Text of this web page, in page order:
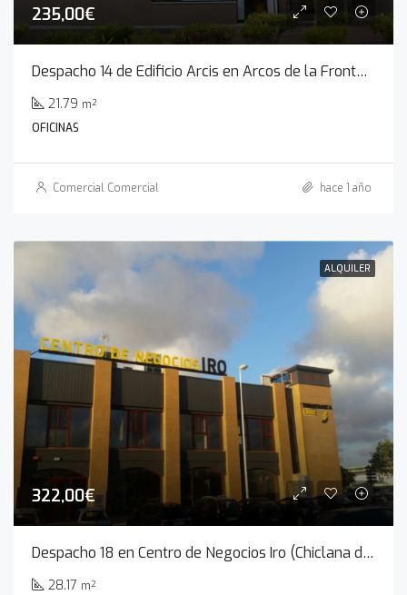
235,00€
Despacho 14 de Edificio Arcis en Arcos de la Frontera
21.79 m²
OFICINAS
Comercial Comercial hace 1 año
ALQUILER
322,00€
Despacho 18 en Centro de Negocios Iro (Chiclana de la Frontera)
28.17 m²